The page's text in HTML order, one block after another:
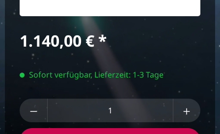
Regulärer Preis:
1.140,00 €
Sofort verfügbar, Lieferzeit: 1-3 Tage
Produkt Anzahl: Gib den gewünschten